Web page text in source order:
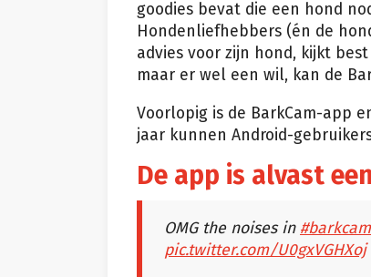
goodies bevat die een hond
Hondenliefhebbers (én de
advies voor zijn hond, kijkt
maar er wel een wil, kan de
Voorlopig is de BarkCam-app
jaar kunnen Android-
De app is alvast
OMG the noises in #barkcam
pic.twitter.com/U0gxVGHXoj